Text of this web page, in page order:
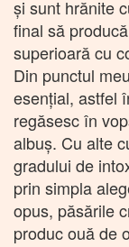
şi sunt hrănite
final să
superioară cu
Din punctul
esenţial, astfel
regăsesc în
albuş. Cu alte
gradului de
prin simpla
opus, păsările
produc ouă de